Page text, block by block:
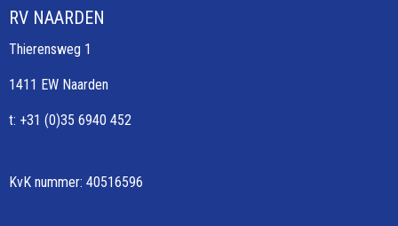
RV NAARDEN
Thierensweg 1
1411 EW Naarden
t: +31 (0)35 6940 452
KvK nummer: 40516596